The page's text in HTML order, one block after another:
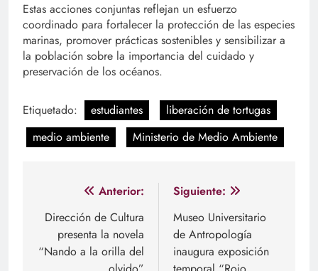
Estas acciones conjuntas reflejan un esfuerzo
coordinado para fortalecer la protección de las especies
marinas, promover prácticas sostenibles y sensibilizar a
la población sobre la importancia del cuidado y
preservación de los océanos.
Etiquetado: estudiantes
liberación de tortugas
medio ambiente
Ministerio de Medio Ambiente
Navegación
de
entradas
Anterior:
Dirección de Cultura
presenta la novela
“Nando a la orilla del
Siguiente:
Museo Universitario
de Antropología
inaugura exposición